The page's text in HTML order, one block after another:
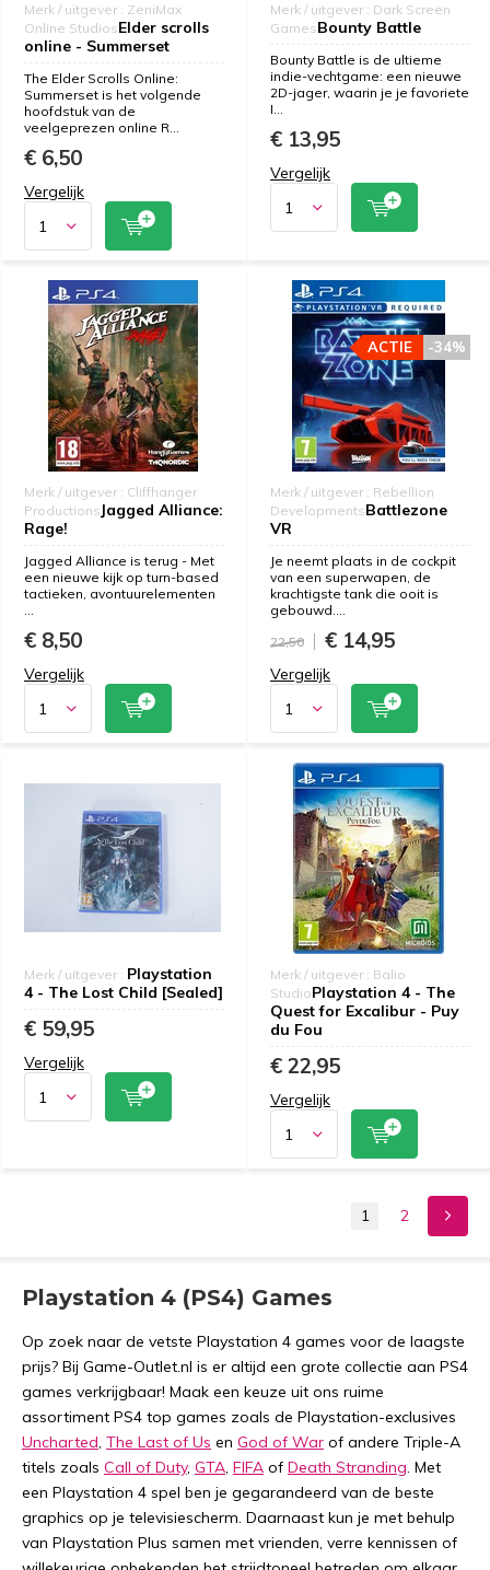
Merk / uitgever : ZeniMax
Online StudiosElder scrolls
online - Summerset
The Elder Scrolls Online:
Summerset is het volgende
hoofdstuk van de
veelgeprezen online R...
€ 6,50
Vergelijk
Merk / uitgever : Dark Screen
GamesBounty Battle
Bounty Battle is de ultieme
indie-vechtgame: een nieuwe
2D-jager, waarin je je favoriete
I...
€ 13,95
Vergelijk
Merk / uitgever : Cliffhanger
Productions Jagged Alliance:
Rage!
Jagged Alliance is terug - Met
een nieuwe kijk op turn-based
tactieken, avontuurelementen
...
€ 8,50
Vergelijk
Merk / uitgever : Rebellion
DevelopmentsBattlezone
VR
-34%
ACTIE
Je neemt plaats in de cockpit
van een superwapen, de
krachtigste tank die ooit is
gebouwd....
22,50
€ 14,95
Vergelijk
Merk / uitgever : Playstation
4 - The Lost Child [Sealed]
€ 59,95
Vergelijk
Merk / uitgever : Balio
StudioPlaystation 4 - The
Quest for Excalibur - Puy
du Fou
€ 22,95
Vergelijk
1 2
Playstation 4 (PS4) Games
Op zoek naar de vetste Playstation 4 games voor de laagste
prijs? Bij Game-Outlet.nl is er altijd een grote collectie aan PS4
games verkrijgbaar! Maak een keuze uit ons ruime
assortiment PS4 top games zoals de Playstation-exclusives
Uncharted, The Last of Us en God of War of andere Triple-A
titels zoals Call of Duty, GTA, FIFA of Death Stranding. Met
een Playstation 4 spel ben je gegarandeerd van de beste
graphics op je televisiescherm. Daarnaast kun je met behulp
van Playstation Plus samen met vrienden, verre kennissen of